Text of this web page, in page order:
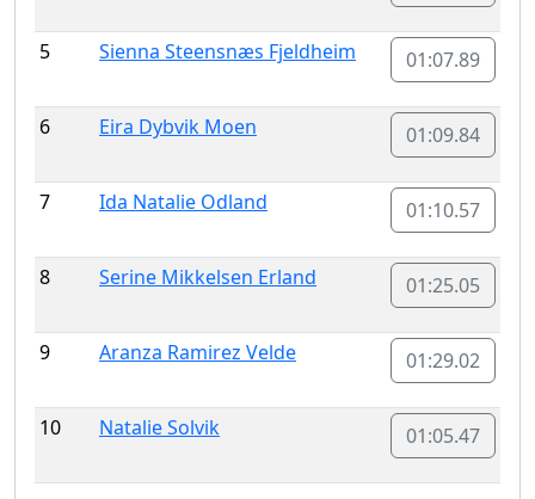
5 Sienna Steensnæs Fjeldheim 01:07.89
6 Eira Dybvik Moen 01:09.84
7 Ida Natalie Odland 01:10.57
8 Serine Mikkelsen Erland 01:25.05
9 Aranza Ramirez Velde 01:29.02
10 Natalie Solvik 01:05.47